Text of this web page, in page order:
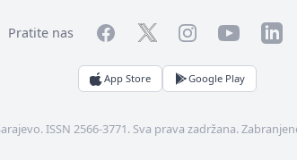
Pratite nas FacebookTwitterInstagramYouTube
App Store Google Play
ISSN 2566-3771. Sva prava zadržana.